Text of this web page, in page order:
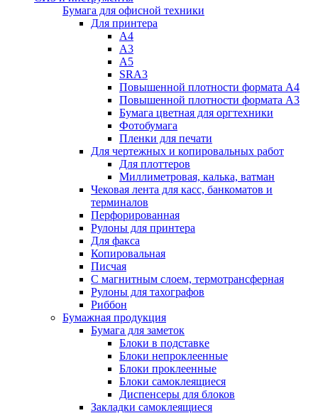
Бумага для офисной техники
Для принтера
А4
А3
А5
SRA3
Повышенной плотности формата А4
Повышенной плотности формата А3
Бумага цветная для оргтехники
Фотобумага
Пленки для печати
Для чертежных и копировальных работ
Для плоттеров
Миллиметровая, калька, ватман
Чековая лента для касс, банкоматов и
терминалов
Перфорированная
Рулоны для принтера
Для факса
Копировальная
Писчая
С магнитным слоем, термотрансферная
Рулоны для тахографов
Риббон
Бумажная продукция
Бумага для заметок
Блоки в подставке
Блоки непроклеенные
Блоки проклеенные
Блоки самоклеящиеся
Диспенсеры для блоков
Закладки самоклеящиеся